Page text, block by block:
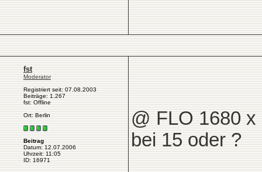
fst
Moderator
Registriert seit: 07.08.2003
Beiträge: 1.267
fst: Offline
Ort: Berlin
Beitrag
Datum: 12.07.2006
Uhrzeit: 11:05
ID: 16971
@ FLO 1680
bei 15 oder ?